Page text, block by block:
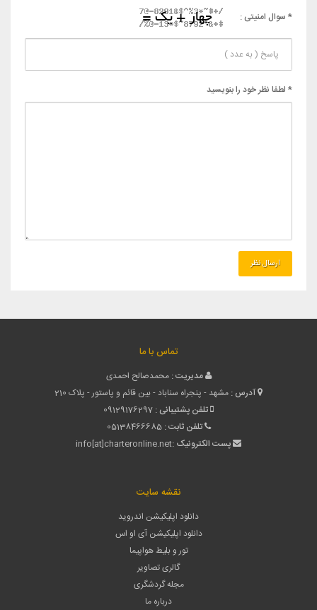
* سوال امنیتی :
* لطفا نظر خود را بنویسید
تماس با ما
مدیریت : محمدصالح احمدی
آدرس : مشهد - پنجراه سناباد - بین قائم و پاستور - پلاک 210
تلفن پشتیبانی : 09129176297
تلفن ثابت : 05138466685
پست الکترونیک :info[at]charteronline.net
نقشه سایت
دانلود اپلیکیشن اندروید
دانلود اپلیکیشن آی او اس
تور و بلیط هواپیما
گالری تصاویر
مجله گردشگری
درباره ما